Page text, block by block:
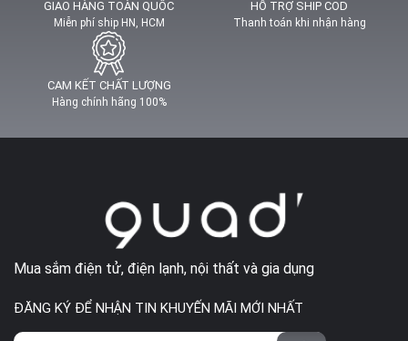
GIAO HÀNG TOÀN QUỐC
Miễn phí ship HN, HCM
HỖ TRỢ SHIP COD
Thanh toán khi nhận hàng
CAM KẾT CHẤT LƯỢNG
Hàng chính hãng 100%
Mua sắm điện tử, điện lạnh, nội thất và gia dụng
ĐĂNG KÝ ĐỂ NHẬN TIN KHUYẾN MÃI MỚI NHẤT